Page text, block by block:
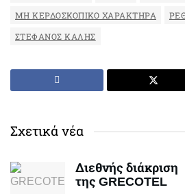
ΜΗ ΚΕΡΔΟΣΚΟΠΙΚΌ ΧΑΡΑΚΤΉΡΑ
ΣΤΈΦΑΝΟΣ ΚΆΛΗΣ
Σχετικά νέα
Διεθνής
της GRECOTEL